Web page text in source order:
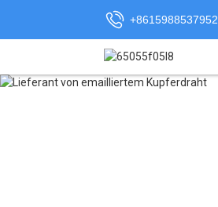
+8615988537952